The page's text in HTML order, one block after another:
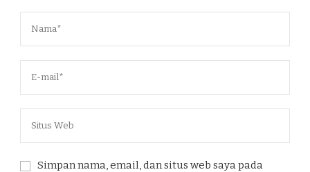
Simpan nama, email, dan situs web saya pada